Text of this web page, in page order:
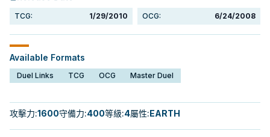
TCG: 1/29/2010 OCG: 6/24/2008
Available Formats
Duel Links TCG OCG Master Duel
攻擊力:1600守備力:400等級:4屬性:EARTH